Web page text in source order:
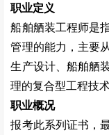
职业定义
船舶舾装工程师是
管理的能力，主要
生产设计、船舶舾
理的复合型工程技术
职业概况
报考此系列证书，